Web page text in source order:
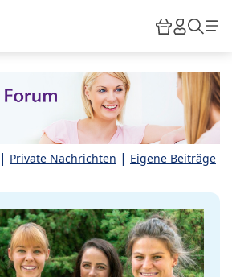
HiPP
| Private Nachrichten | Eigene Beiträge